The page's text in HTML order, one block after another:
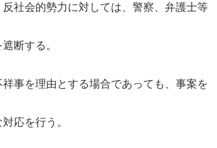
社会的勢力に対しては、警察、弁護士等
断する。
事を理由とする場合であっても、事案を
応を行う。